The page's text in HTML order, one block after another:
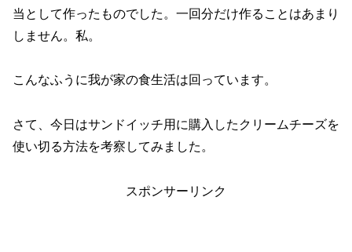
当として作ったものでした。一回分だけ作ることはあまり
しません。私。
こんなふうに我が家の食生活は回っています。
さて、今日はサンドイッチ用に購入したクリームチーズを
使い切る方法を考察してみました。
スポンサーリンク